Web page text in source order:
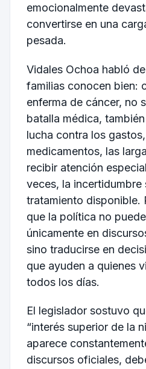
emocionalmente
convertirse en una
pesada.
Vidales Ochoa habló
familias conocen bien:
enferma de cáncer, no
batalla médica,
lucha contra los
medicamentos, las
recibir atención
veces, la incertidumbre
tratamiento disponible.
que la política no
únicamente en
sino traducirse en
que ayuden a quienes
todos los días.
El legislador sostuvo
“interés superior de la
aparece
discursos oficiales,